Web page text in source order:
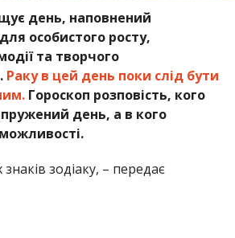
день, наповнений
особистого росту,
та творчого
Раку в цей день поки слід бути
Гороскоп розповість, кого
день, а в кого
зодіаку, – передає